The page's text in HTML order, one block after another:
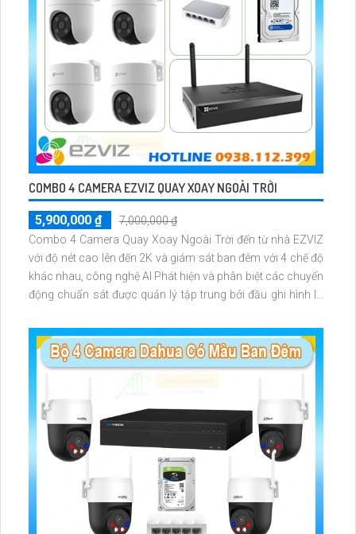
COMBO 4 CAMERA EZVIZ QUAY XOAY NGOÀI TRỜI
5,900,000 ₫
7,000,000 ₫
Combo 4 Camera Quay Xoay Ngoài Trời đến từ nhà EZVIZ
với độ nét cao lên đến 2K và giám sát ban đêm với 4 chế độ
khác nhau, công nghệ AI Phát hiện và phân biệt các chuyển
động chuẩn sát được quản lý tập trung bởi đầu ghi hình IP